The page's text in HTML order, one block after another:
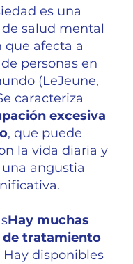
es una
salud mental
que afecta a
personas en
(LeJeune,
caracteriza
excesiva
, que puede
la vida diaria y
angustia
Hay muchas
de tratamiento
Hay disponibles